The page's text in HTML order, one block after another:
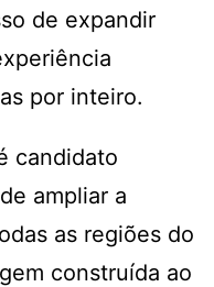
de expandir
por inteiro.
candidato
ampliar a
as regiões do
construída ao